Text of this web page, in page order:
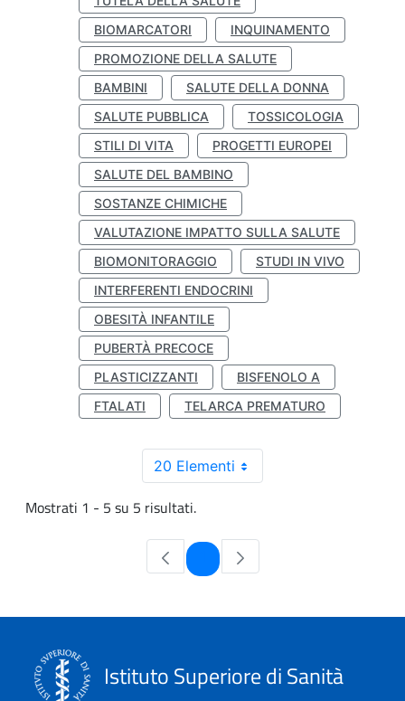
BIOMARCATORI
INQUINAMENTO
PROMOZIONE DELLA SALUTE
BAMBINI
SALUTE DELLA DONNA
SALUTE PUBBLICA
TOSSICOLOGIA
STILI DI VITA
PROGETTI EUROPEI
SALUTE DEL BAMBINO
SOSTANZE CHIMICHE
VALUTAZIONE IMPATTO SULLA SALUTE
BIOMONITORAGGIO
STUDI IN VIVO
INTERFERENTI ENDOCRINI
OBESITÀ INFANTILE
PUBERTÀ PRECOCE
PLASTICIZZANTI
BISFENOLO A
FTALATI
TELARCA PREMATURO
20 Elementi
Mostrati 1 - 5 su 5 risultati.
Pagina
Istituto Superiore di Sanità